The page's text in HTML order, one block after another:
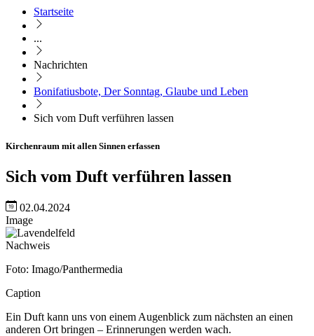
Startseite
...
Nachrichten
Bonifatiusbote, Der Sonntag, Glaube und Leben
Sich vom Duft verführen lassen
Kirchenraum mit allen Sinnen erfassen
Sich vom Duft verführen lassen
02.04.2024
Image
Nachweis
Foto: Imago/Panthermedia
Caption
Ein Duft kann uns von einem Augenblick zum nächsten an einen
anderen Ort bringen – Erinnerungen werden wach.